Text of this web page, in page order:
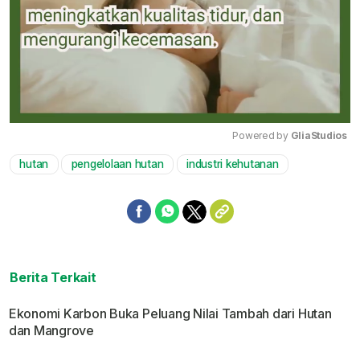
Powered by GliaStudios
hutan pengelolaan hutan industri kehutanan
Berita Terkait
Ekonomi Karbon Buka Peluang Nilai Tambah dari Hutan
dan Mangrove